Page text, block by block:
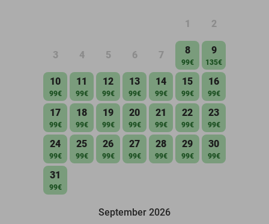
1 2
3 4 5 6 7 8
99€
9
135€
10
99€
11
99€
12
99€
13
99€
14
99€
15
99€
16
99€
17
99€
18
99€
19
99€
20
99€
21
99€
22
99€
23
99€
24
99€
25
99€
26
99€
27
99€
28
99€
29
99€
30
99€
31
99€
September 2026